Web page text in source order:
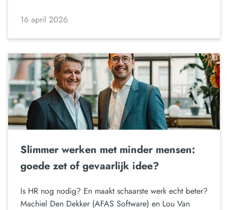
16 april 2026
Slimmer werken met minder mensen:
goede zet of gevaarlijk idee?
Is HR nog nodig? En maakt schaarste werk echt beter?
Machiel Den Dekker (AFAS Software) en Lou Van